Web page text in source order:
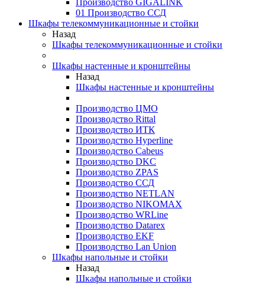
Производство GIGALINK
01 Производство ССД
Шкафы телекоммуникационные и стойки
Назад
Шкафы телекоммуникационные и стойки
Шкафы настенные и кронштейны
Назад
Шкафы настенные и кронштейны
Производство ЦМО
Производство Rittal
Производство ИТК
Производство Hyperline
Производство Cabeus
Производство DKC
Производство ZPAS
Производство ССД
Производство NETLAN
Производство NIKOMAX
Производство WRLine
Производство Datarex
Производство EKF
Производство Lan Union
Шкафы напольные и стойки
Назад
Шкафы напольные и стойки